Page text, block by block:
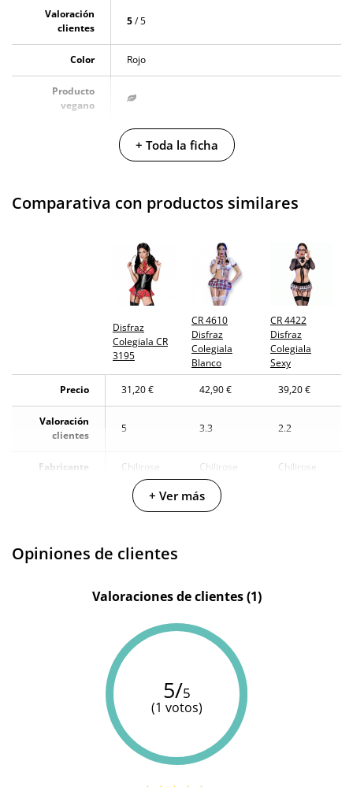
Valoración
clientes
5/ 5
Color Rojo
Producto
vegano
Garantías 3 años de garantía
El lunes 10 de agosto (fecha estimada)
+ Toda la ficha
Comparativa con productos similares
Disfraz
Colegiala CR
3195
CR 4610
Disfraz
Colegiala
Blanco
CR 4422
Disfraz
Colegiala
Sexy
Precio
31,20 € 42,90 € 39,20 €
Valoración
clientes
5 3.3 2.2
Fabricante Chilirose Chilirose Chilirose
Rojo Blanco
+ Ver más
Opiniones de clientes
Valoraciones de clientes (1)
5/5
(1 votos)